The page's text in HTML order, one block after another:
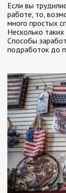
Если вы
работе, то,
много простых
Несколько
Способы
подработок до